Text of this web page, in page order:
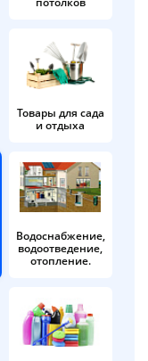
Товары для сада
и отдыха
Водоснабжение,
водоотведение,
отопление.